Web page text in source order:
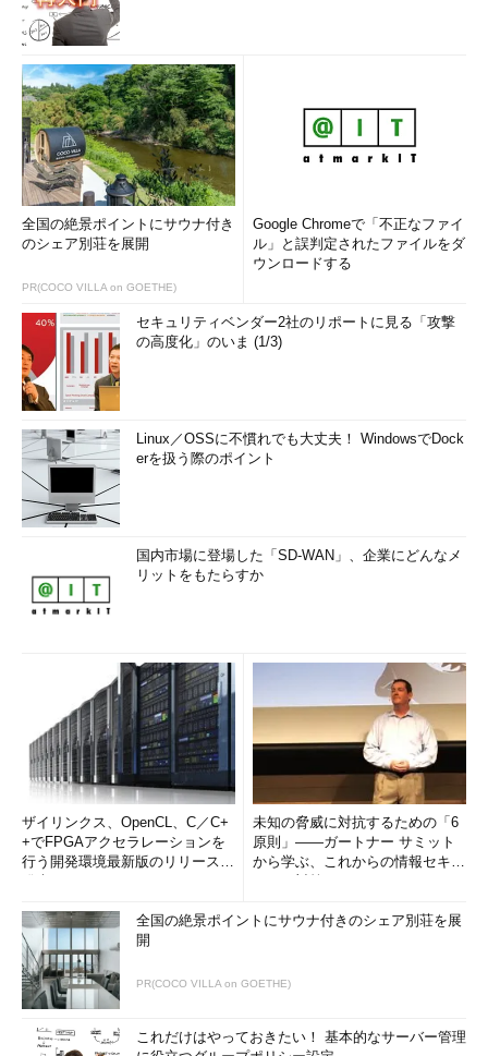
全国の絶景ポイントにサウナ付き
のシェア別荘を展開
PR(COCO VILLA on GOETHE)
Google Chromeで「不正なファイ
ル」と誤判定されたファイルをダ
ウンロードする
セキュリティベンダー2社のリポートに見る「攻撃
の高度化」のいま (1/3)
Linux／OSSに不慣れでも大丈夫！ WindowsでDock
erを扱う際のポイント
国内市場に登場した「SD-WAN」、企業にどんなメ
リットをもたらすか
ザイリンクス、OpenCL、C／C+
+でFPGAアクセラレーションを
行う開発環境最新版のリリースを
未知の脅威に対抗するための「6
原則」――ガートナー サミット
から学ぶ、これからの情報セキュ
全国の絶景ポイントにサウナ付きのシェア別荘を展
開
PR(COCO VILLA on GOETHE)
これだけはやっておきたい！ 基本的なサーバー管理